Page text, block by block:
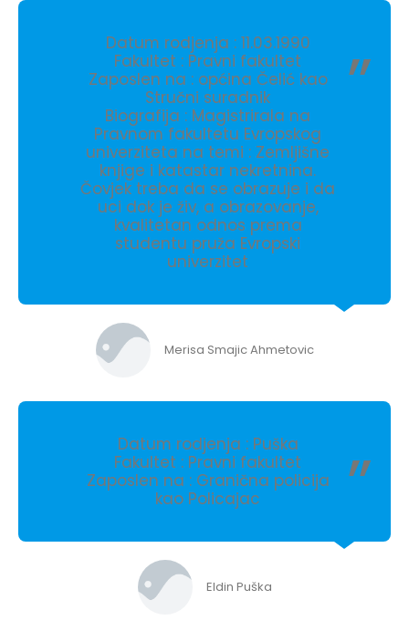
Datum rodjenja : 11.03.1990
Fakultet : Pravni fakultet
Zaposlen na : općina Čelić kao
Stručni suradnik
Biografija : Magistrirala na
Pravnom fakultetu Evropskog
univerziteta na temi : Zemljišne
knjige i katastar nekretnina.
Čovjek treba da se obrazuje i da
uci dok je živ, a obrazovanje,
kvalitetan odnos prema
studentu pruža Evropski
univerzitet
Merisa Smajic Ahmetovic
Datum rodjenja : Puška
Fakultet : Pravni fakultet
Zaposlen na : Granična policija
kao Policajac
Eldin Puška